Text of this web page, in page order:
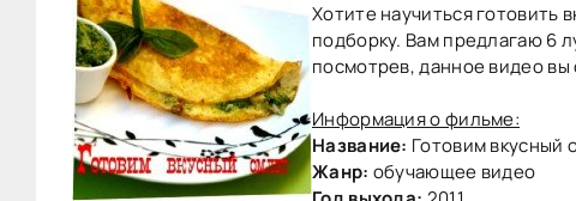
Хотите научиться готовить
подборку. Вам предлагаю 6
посмотрев, данное видео
Информация о фильме:
Название: Готовим вкусный
Жанр: обучающее видео